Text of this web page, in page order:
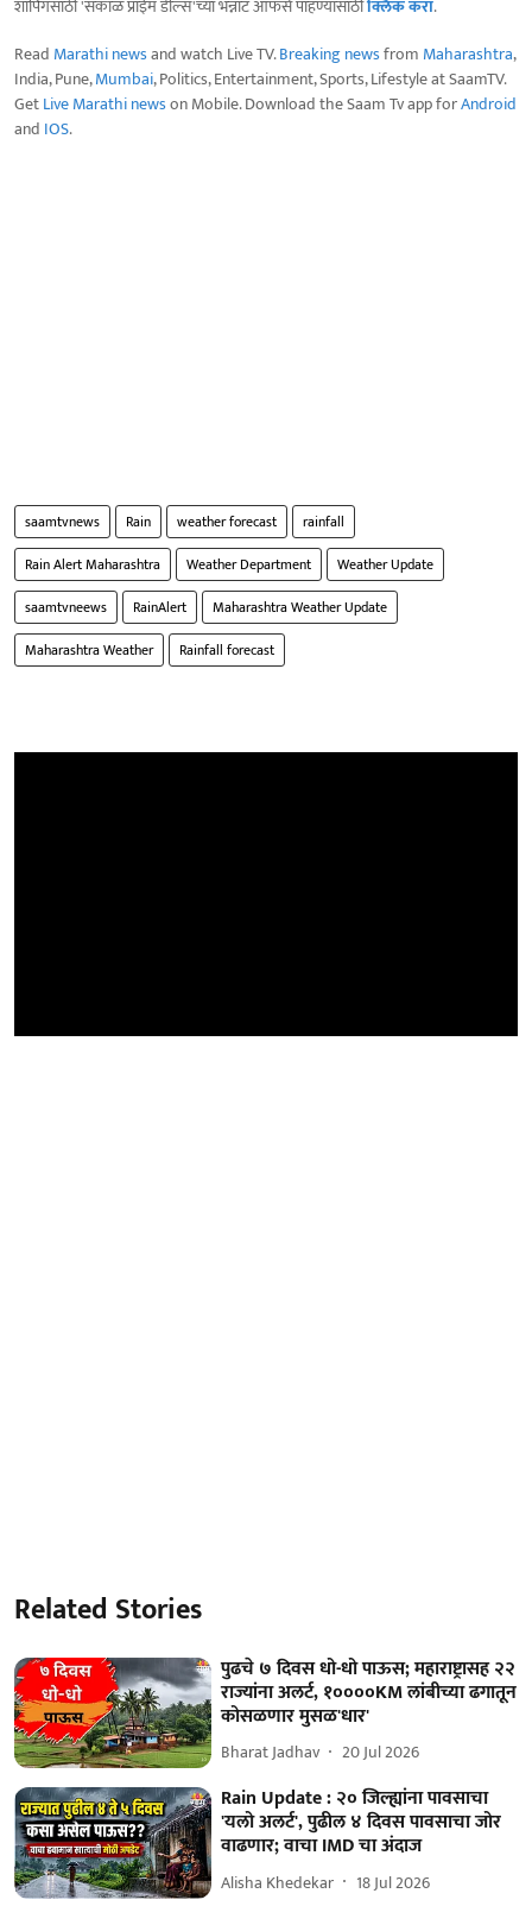
शॉपिंगसाठी 'सकाळ प्राईम डील्स'च्या भन्नाट ऑफर्स पाहण्यासाठीक्लिक करा.
Read Marathi newsand watch Live TV.Breaking newsfrom Maharashtra,
India, Pune,Mumbai, Politics, Entertainment, Sports, Lifestyle at SaamTV.
GetLive Marathi newson Mobile. Download the Saam Tv app forAndroid
and IOS.
saamtvnews Rain weather forecast
rainfall
Rain Alert Maharashtra
Weather Department
Weather Update
saamtvneews
RainAlert
Maharashtra Weather Update
Maharashtra Weather
Rainfall forecast
Related Stories
पुढचे ७ दिवस धो-धो पाऊस; महाराष्ट्रासह २२
राज्यांना अलर्ट, १००००KM लांबीच्या ढगातून
कोसळणार मुसळ'धार'
Bharat Jadhav 20 Jul 2026
Rain Update : २० जिल्ह्यांना पावसाचा
'यलो अलर्ट', पुढील ४ दिवस पावसाचा जोर
वाढणार; वाचा IMD चा अंदाज
Alisha Khedekar 18 Jul 2026